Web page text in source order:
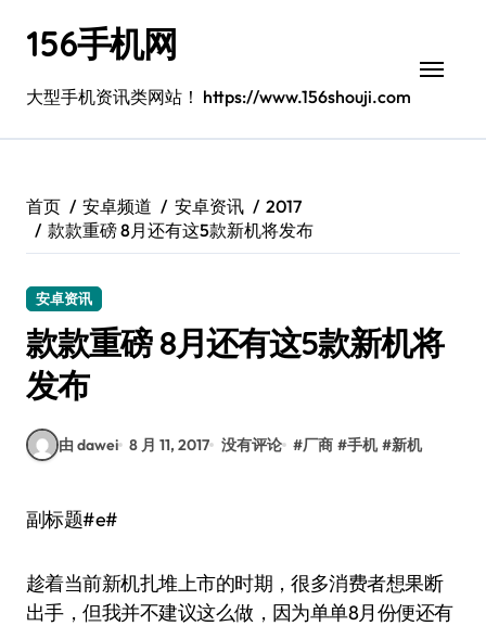
156手机网
大型手机资讯类网站！ https://www.156shouji.com
首页 安卓频道 安卓资讯
2017
款款重磅 8月还有这5款新机将发布
安卓资讯
款款重磅 8月还有这5款新机将
发布
由 dawei 8 月 11, 2017 没有评论 #厂商 #手机 #新机
副标题#e#
趁着当前新机扎堆上市的时期，很多消费者想果断
出手，但我并不建议这么做，因为单单8月份便还有